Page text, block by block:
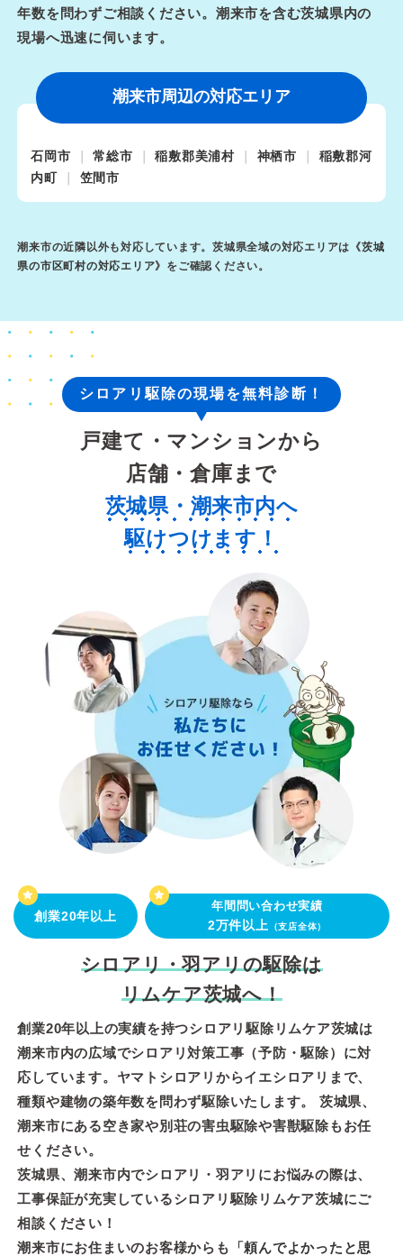
年数を問わずご相談ください。潮来市を含む茨城県内の
現場へ迅速に伺います。
潮来市周辺の対応エリア
石岡市 常総市 稲敷郡美浦村 神栖市
稲敷郡河
内町
笠間市
潮来市の近隣以外も対応しています。茨城県全域の対応エリアは《茨城
県の市区町村の対応エリア》をご確認ください。
シロアリ駆除の現場を無料診断！
戸建て・マンションから
店舗・倉庫まで
茨城県・潮来市内へ
駆けつけます！
創業20年以上
年間問い合わせ実績
2万件以上 （支店全体）
シロアリ・羽アリの駆除は
リムケア茨城へ！
創業20年以上の実績を持つシロアリ駆除リムケア茨城は
潮来市内の広域でシロアリ対策工事（予防・駆除）に対
応しています。ヤマトシロアリからイエシロアリまで、
種類や建物の築年数を問わず駆除いたします。 茨城県、
潮来市にある空き家や別荘の害虫駆除や害獣駆除もお任
せください。
茨城県、潮来市内でシロアリ・羽アリにお悩みの際は、
工事保証が充実しているシロアリ駆除リムケア茨城にご
相談ください！
潮来市にお住まいのお客様からも「頼んでよかったと思